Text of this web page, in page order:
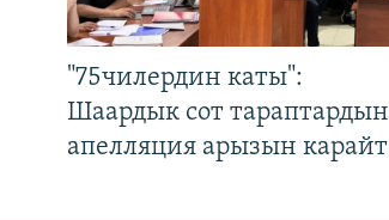
"75чилердин каты":
Шаардык сот тараптардын
апелляция арызын карайт